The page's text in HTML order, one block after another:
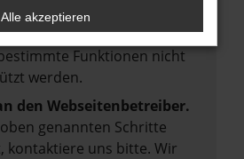
birgt nicht nur ein
sondern kann auch dazu
Funktionen nicht
werden.
den Webseitenbetreiber.
genannten Schritte
kontaktiere uns bitte. Wir
Alle akzeptieren